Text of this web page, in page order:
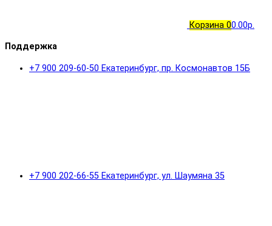
Корзина 00.00р.
Поддержка
+7 900 209-60-50 Екатеринбург, пр. Космонавтов 15Б
+7 900 202-66-55 Екатеринбург, ул. Шаумяна 35